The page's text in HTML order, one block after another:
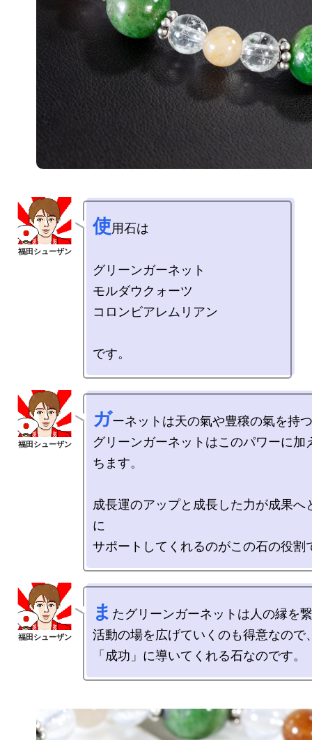
使用石は
グリーンガーネット
モルダウクォーツ
コロンビアレムリアン
ガーネットは天の氣や豊穣の氣を持
グリーンガーネットはこのパワーに加
ちます。
成長運のアップと成長した力が成果へ
に
ま たグリーンガーネットは人の縁を
活動の場を広げていくのも得意なので